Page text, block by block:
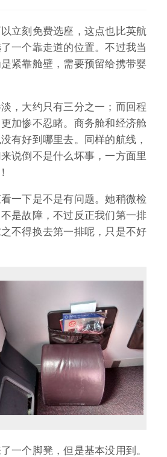
立刻免费选座，这点也比英航
一个靠走道的位置。不过我当
紧靠舱壁，需要预留给携带婴
，大约只有三分之一；而回程
加惨不忍睹。商务舱和经济舱
有好到哪里去。同样的航线，
说倒不是什么坏事，一方面里
一下是不是有问题。她稍微检
是故障，不过反正我们第一排
不得换去第一排呢，只是不好
一个脚凳，但是基本没用到。